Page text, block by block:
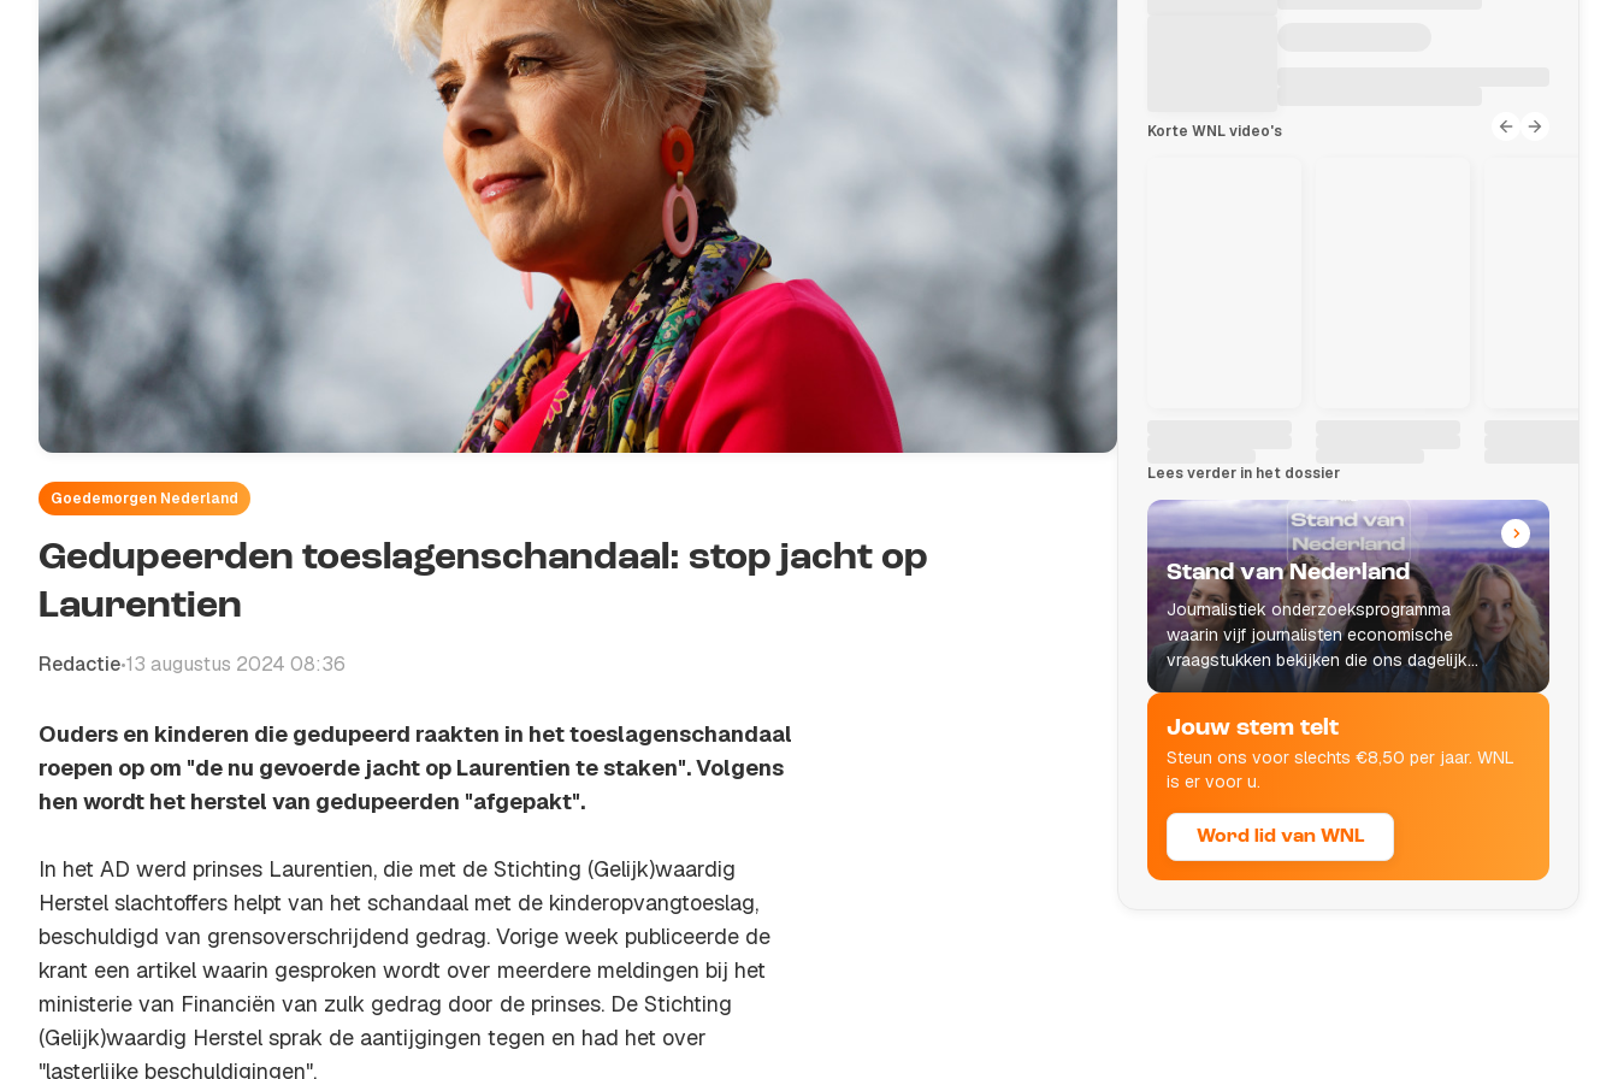
Goedemorgen Nederland
Gedupeerden toeslagenschandaal: stop jacht op
Laurentien
Redactie•13 augustus 2024 08:36
Ouders en kinderen die gedupeerd raakten in het toeslagenschandaal
roepen op om "de nu gevoerde jacht op Laurentien te staken". Volgens
hen wordt het herstel van gedupeerden "afgepakt".
In het AD werd prinses Laurentien, die met de Stichting (Gelijk)waardig
Herstel slachtoffers helpt van het schandaal met de kinderopvangtoeslag,
beschuldigd van grensoverschrijdend gedrag. Vorige week publiceerde de
krant een artikel waarin gesproken wordt over meerdere meldingen bij het
ministerie van Financiën van zulk gedrag door de prinses. De Stichting
(Gelijk)waardig Herstel sprak de aantijgingen tegen en had het over
"lasterlijke beschuldigingen".
Korte WNL video's
Lees verder in het dossier
Stand van Nederland
Journalistiek onderzoeksprogramma
waarin vijf journalisten economische
vraagstukken bekijken die ons dagelijks
leven raken.
Jouw stem telt
Steun ons voor slechts €8,50 per jaar. WNL
is er voor u.
Word lid van WNL